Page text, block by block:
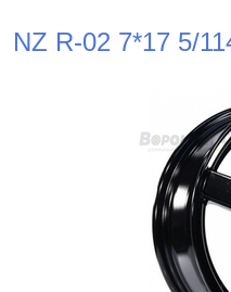
NZ R-02 7*17 5/